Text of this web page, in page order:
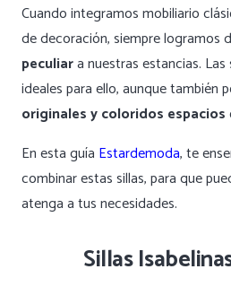
Cuando integramos mobiliario
de decoración, siempre logramos
peculiara nuestras estancias. Las
ideales para ello, aunque también
originales y coloridos espacios
En esta guía Estardemoda, te
combinar estas sillas, para que
atenga a tus necesidades.
Sillas